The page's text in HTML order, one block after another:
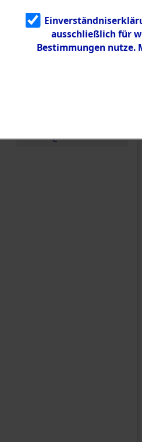
g
5.3.3
Todesmärsch
e
ausschließlich für
Bestimmungen nutze.